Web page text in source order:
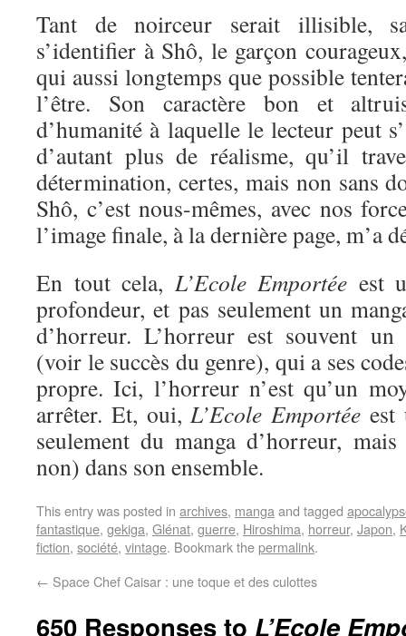
Tant de noirceur serait illisible,
s’identifier à Shô, le garçon
qui aussi longtemps que possible
l’être. Son caractère bon et
d’humanité à laquelle le lecteur peut
d’autant plus de réalisme, qu’il
détermination, certes, mais non sans
Shô, c’est nous-mêmes, avec nos
l’image finale, à la dernière page, m’a
En tout cela, L’Ecole Emportée est
profondeur, et pas seulement un
d’horreur. L’horreur est souvent un
(voir le succès du genre), qui a ses
propre. Ici, l’horreur n’est qu’un
arrêter. Et, oui,L’Ecole Emportée est
seulement du manga d’horreur,
non) dans son ensemble.
This entry was posted in archives, manga and tagged
fantastique, gekiga, Glénat, guerre, Hiroshima, horreur, Japon,
fiction, société, vintage. Bookmark thepermalink.
← Space Chef Caisar : une toque et des culottes
650 Responses to L’Ecole